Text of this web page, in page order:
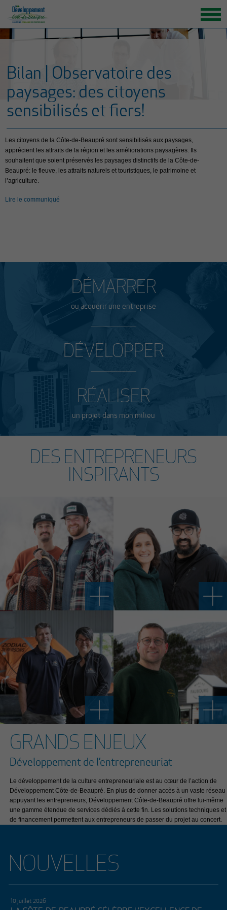
GRANDS ENJEUX
ENTREPRENEURS INSPIRANTS
NOUVELLES
Bilan | Observatoire des
paysages: des citoyens
sensibilisés et fiers!
Les citoyens de la Côte-de-Beaupré sont sensibilisés aux paysages,
apprécient les attraits de la région et les améliorations paysagères. Ils
souhaitent que soient préservés les paysages distinctifs de la Côte-de-
Beaupré: le fleuve, les attraits naturels et touristiques, le patrimoine et
l’agriculture.
Lire le communiqué
DÉMARRER
ou acquérir une entreprise
DÉVELOPPER
RÉALISER
un projet dans mon milieu
DES ENTREPRENEURS
INSPIRANTS
GRANDS ENJEUX
Développement de l’entrepreneuriat
Le développement de la culture entrepreneuriale est au cœur de l’action de
Développement Côte-de-Beaupré. En plus de donner accès à un vaste réseau
appuyant les entrepreneurs, Développement Côte-de-Beaupré offre lui-même
une gamme étendue de services dédiés à cette fin. Les solutions techniques et
de financement permettent aux entrepreneurs de passer du projet au concert.
NOUVELLES
10 juillet 2026